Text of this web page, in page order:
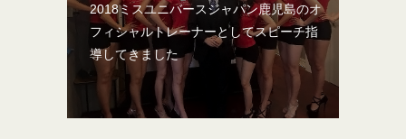
2018ミスユニバースジャパン鹿児島のオ
フィシャルトレーナーとしてスピーチ指
導してきました